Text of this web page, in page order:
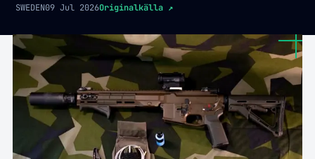
SWEDEN09 Jul 2026Originalkälla ↗